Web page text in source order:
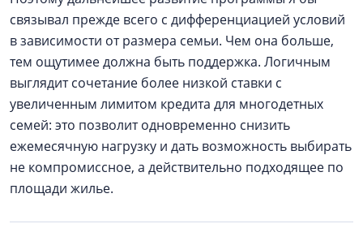
связывал прежде всего с дифференциацией условий
в зависимости от размера семьи. Чем она больше,
тем ощутимее должна быть поддержка. Логичным
выглядит сочетание более низкой ставки с
увеличенным лимитом кредита для многодетных
семей: это позволит одновременно снизить
ежемесячную нагрузку и дать возможность выбирать
не компромиссное, а действительно подходящее по
площади жилье.